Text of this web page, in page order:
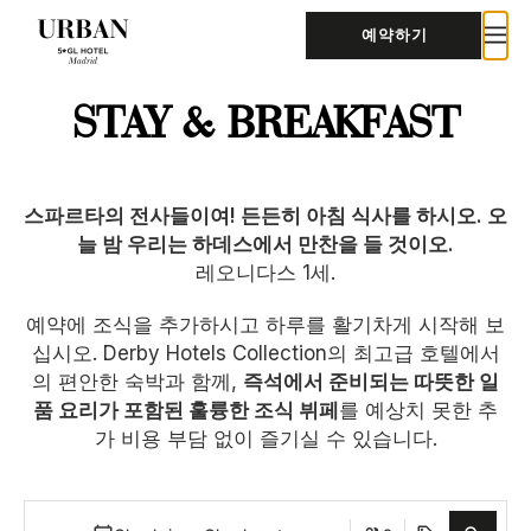
예약하기
STAY & BREAKFAST
스파르타의 전사들이여! 든든히 아침 식사를 하시오. 오
늘 밤 우리는 하데스에서 만찬을 들 것이오.
레오니다스 1세.
예약에 조식을 추가하시고 하루를 활기차게 시작해 보
십시오. Derby Hotels Collection의 최고급 호텔에서
의 편안한 숙박과 함께, 즉석에서 준비되는 따뜻한 일
품 요리가 포함된 훌륭한 조식 뷔페 를 예상치 못한 추
가 비용 부담 없이 즐기실 수 있습니다.